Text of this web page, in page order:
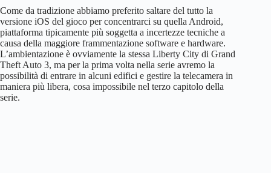
Come da tradizione abbiamo preferito saltare del tutto la
versione iOS del gioco per concentrarci su quella Android,
piattaforma tipicamente più soggetta a incertezze tecniche a
causa della maggiore frammentazione software e hardware.
L’ambientazione è ovviamente la stessa Liberty City di Grand
Theft Auto 3, ma per la prima volta nella serie avremo la
possibilità di entrare in alcuni edifici e gestire la telecamera in
maniera più libera, cosa impossibile nel terzo capitolo della
serie.